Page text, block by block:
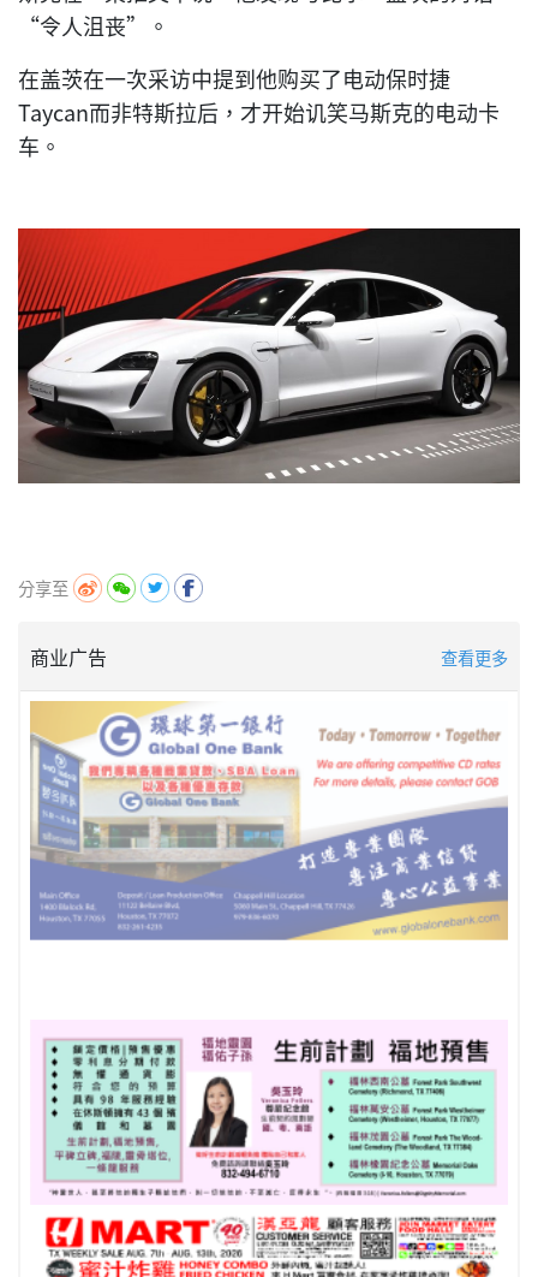
“令人沮丧”。
在盖茨在一次采访中提到他购买了电动保时捷
Taycan而非特斯拉后，才开始讥笑马斯克的电动卡
车。
分享至
商业广告 查看更多